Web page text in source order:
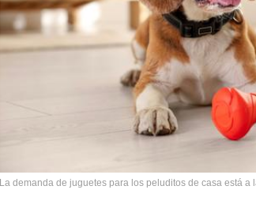
La demanda de juguetes para los peluditos de casa está a